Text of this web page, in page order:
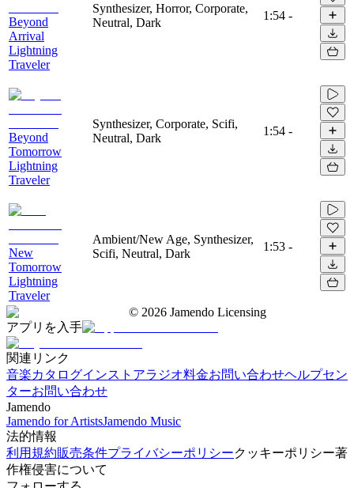
Beyond
Arrival
Lightning
Traveler
Synthesizer, Horror, Corporate,
Neutral, Dark
1:54 -
Beyond
Tomorrow
Lightning
Traveler
Synthesizer, Corporate, Scifi,
Neutral, Dark
1:54 -
New
Tomorrow
Lightning
Traveler
Ambient/New Age, Synthesizer,
Scifi, Neutral, Dark
1:53 -
© 2026 Jamendo Licensing
アプリを入手
関連リンク
音楽カタログインストアラジオ料金お問い合わせヘルプセン
ターお問い合わせ
Jamendo
Jamendo for ArtistsJamendo Music
法的情報
利用規約販売条件プライバシーポリシークッキーポリシー著
作権侵害について